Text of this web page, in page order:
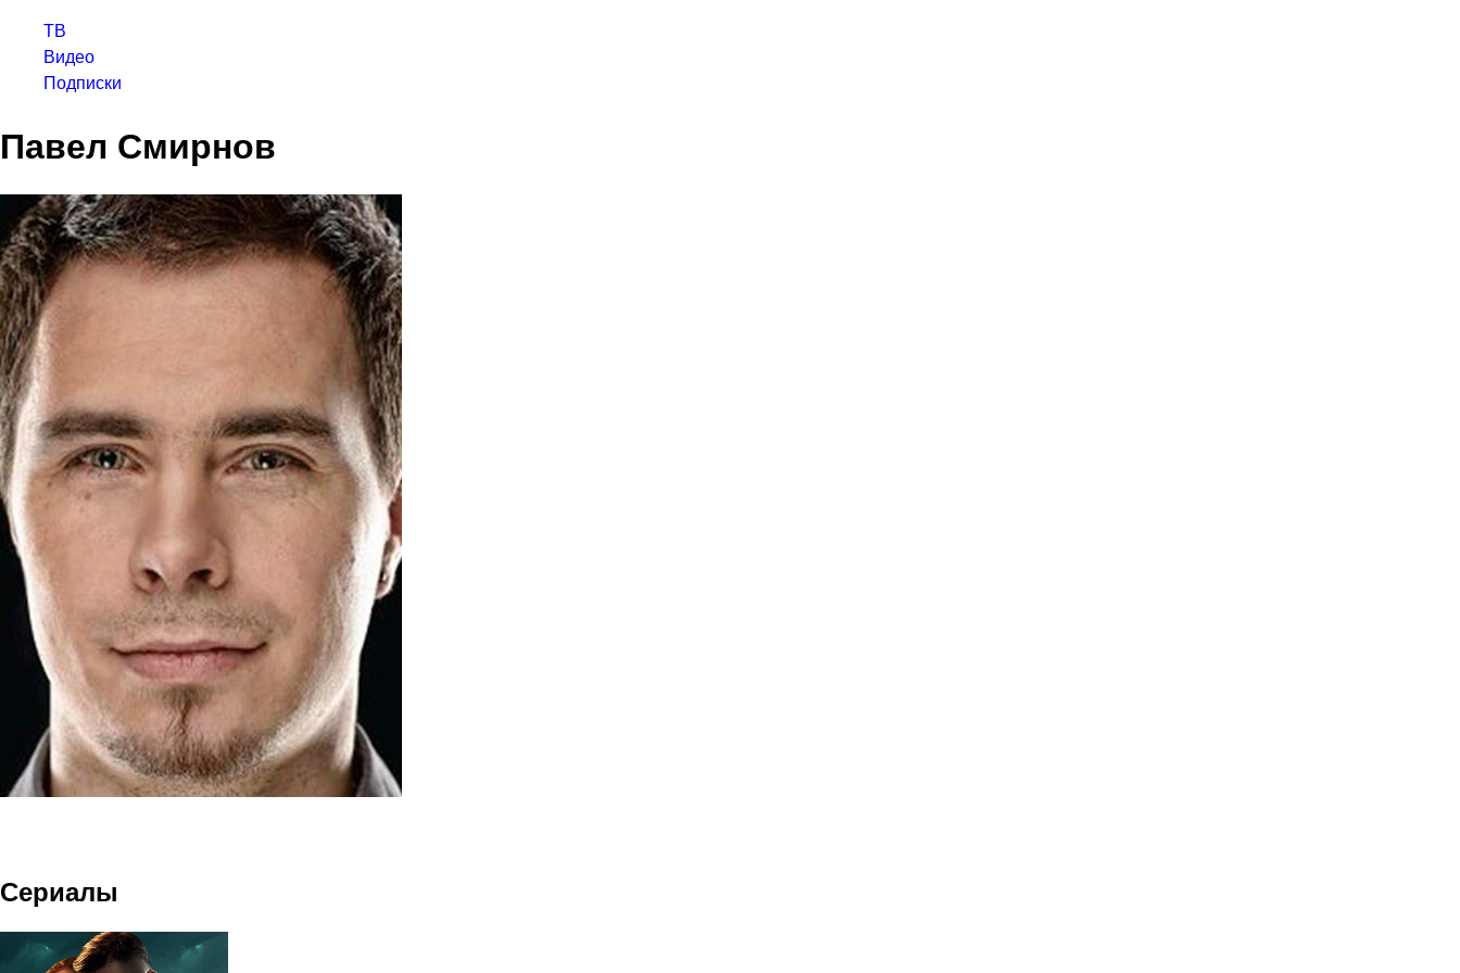
ТВ
Видео
Подписки
Павел Смирнов
Сериалы